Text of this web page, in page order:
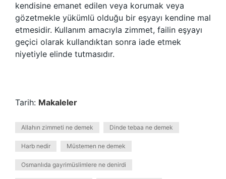
kendisine emanet edilen veya korumak veya
gözetmekle yükümlü olduğu bir eşyayı kendine mal
etmesidir. Kullanım amacıyla zimmet, failin eşyayı
geçici olarak kullandıktan sonra iade etmek
niyetiyle elinde tutmasıdır.
Tarih: Makaleler
Allahın zimmeti ne demek Dinde tebaa ne demek
Harb nedir Müstemen ne demek
Osmanlıda gayrimüslimlere ne denirdi